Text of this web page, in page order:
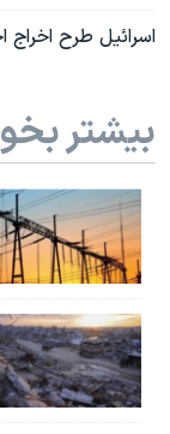
اسرائیل طرح اخراج
بیشتر